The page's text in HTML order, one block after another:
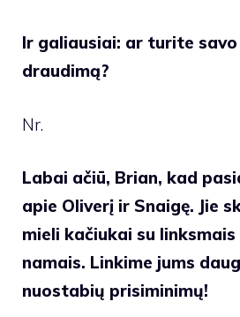
Ir galiausiai: ar turite
draudimą?
Nr.
Labai ačiū, Brian, kad
apie Oliverį ir Snaigę. Jie
mieli kačiukai su
namais. Linkime jums
nuostabių prisiminimų!